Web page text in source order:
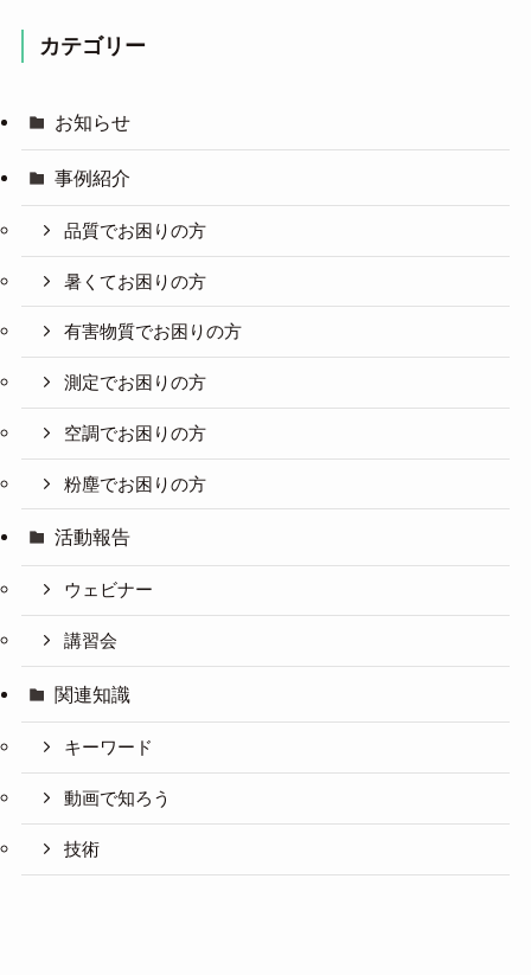
カテゴリー
お知らせ
事例紹介
品質でお困りの方
暑くてお困りの方
有害物質でお困りの方
測定でお困りの方
空調でお困りの方
粉塵でお困りの方
活動報告
ウェビナー
講習会
関連知識
キーワード
動画で知ろう
技術